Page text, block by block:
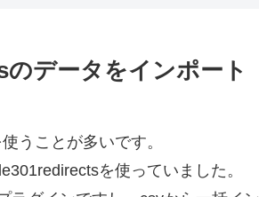
データをインポート
うことが多いです。
を使っていました。